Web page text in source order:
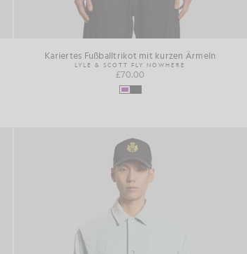
Kariertes Fußballtrikot mit kurzen Ärmeln
LYLE & SCOTT FLY NOWHERE
£70.00